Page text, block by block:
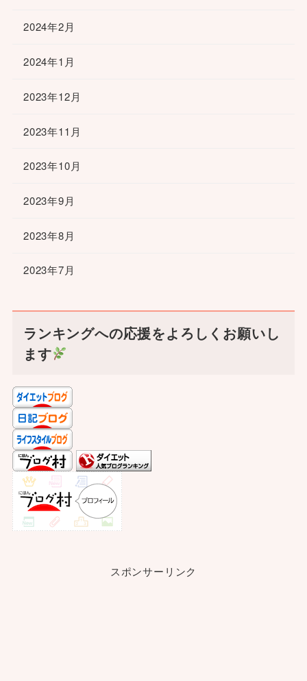
2024年2月
2024年1月
2023年12月
2023年11月
2023年10月
2023年9月
2023年8月
2023年7月
ランキングへの応援をよろしくお願いし
ます
スポンサーリンク